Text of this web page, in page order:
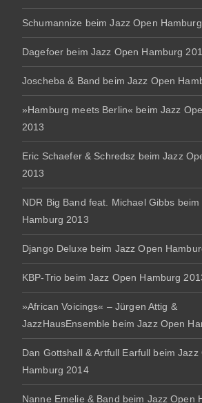
Schumannize beim Jazz Open
Dagefoer beim Jazz Open Hamburg
Joscheba & Band beim Jazz Open
»Hamburg meets Berlin« beim Jazz
2013
Eric Schaefer & Schredsz beim Jazz
2013
NDR Big Band feat. Michael Gibbs beim
Hamburg 2013
Django Deluxe beim Jazz Open
KBP-Trio beim Jazz Open Hamburg
»African Voicings« – Jürgen Attig &
JazzHausEnsemble beim Jazz Open
Dan Gottshall & Artfull Earfull beim Jazz
Hamburg 2014
Nanne Emelie & Band beim Jazz Open